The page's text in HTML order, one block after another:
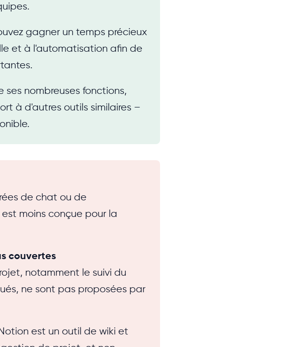
gagner un temps précieux
et à l'automatisation afin de
ses nombreuses fonctions,
à d'autres outils similaires –
de chat ou de
moins conçue pour la
couvertes
notamment le suivi du
ne sont pas proposées par
est un outil de wiki et